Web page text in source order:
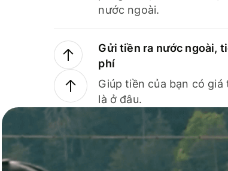
nước ngoài.
Gửi tiền ra nước ngoài,
phí
Giúp tiền của bạn có giá
là ở đâu.